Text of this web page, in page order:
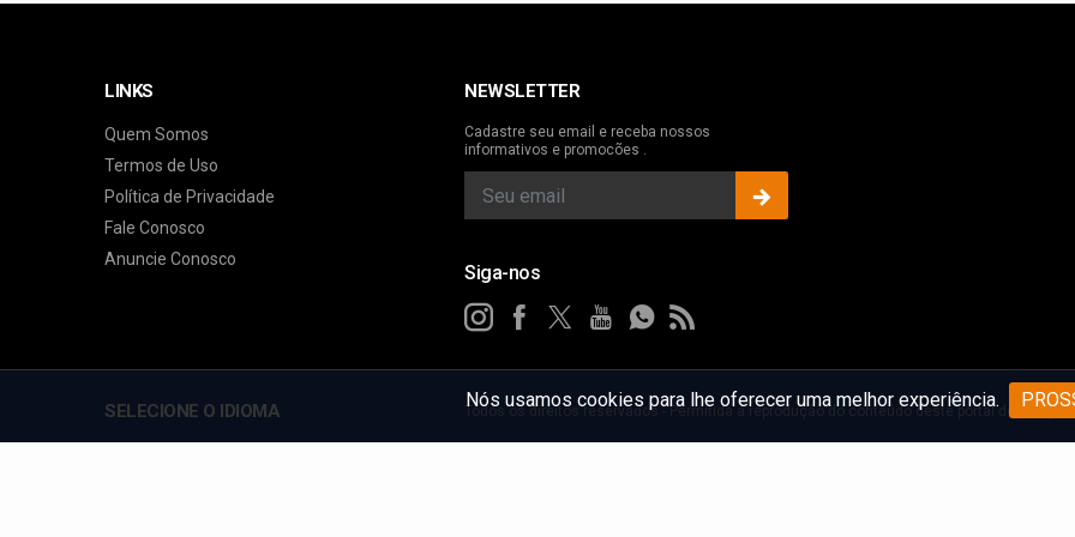
Nós usamos cookies para lhe oferecer uma melhor experiência.
LINKS
Quem Somos
Termos de Uso
Política de Privacidade
Fale Conosco
Anuncie Conosco
NEWSLETTER
Cadastre seu email e receba nossos
informativos e promocões .
Siga-nos
SELECIONE O IDIOMA Todos os direitos reservados - Permitida a reprodução do conteúdo deste portal desde que